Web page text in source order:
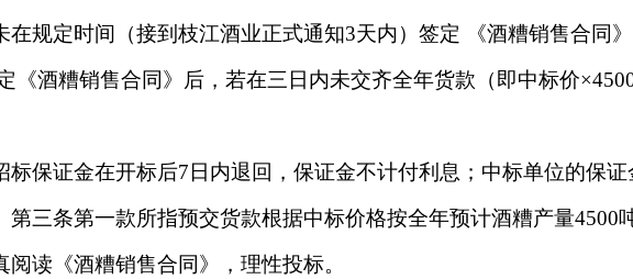
在规定时间（接到枝江酒业正式通知3天内）签定 《酒糟销售合同》
《酒糟销售合同》 后，若在三日内未交齐全年货款（即中标价
标保证金在开标后7日内退回，保证金不计付利息；中标单位的保证
第三条第一款所指预交货款根据中标价格按全年预计酒糟产量4500
阅读《酒糟销售合同》，理性投标。